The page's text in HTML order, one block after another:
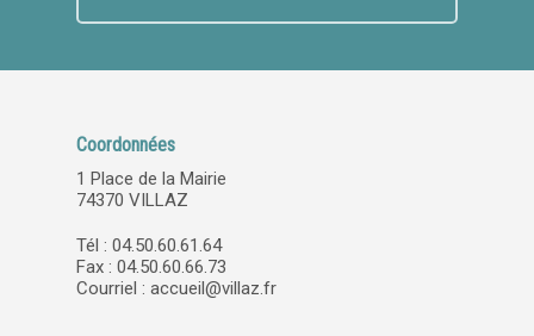
Coordonnées
1 Place de la Mairie
74370 VILLAZ
Tél : 04.50.60.61.64
Fax : 04.50.60.66.73
Courriel : accueil@villaz.fr